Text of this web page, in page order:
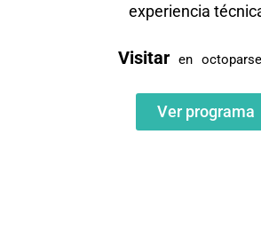
experiencia
Visitar en
Ver programa